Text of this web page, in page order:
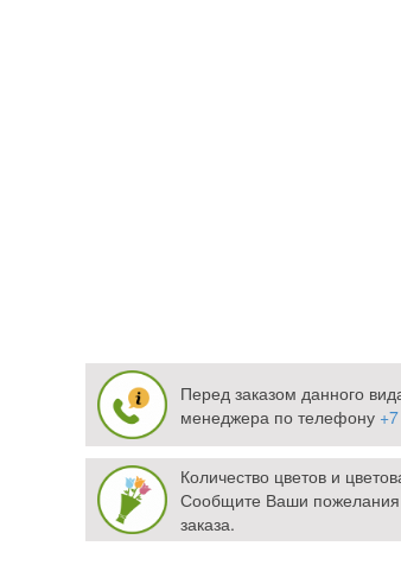
Перед заказом данного
менеджера по телефону
Количество цветов и
Сообщите Ваши
заказа.